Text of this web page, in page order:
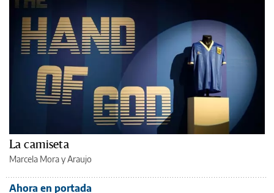
La camiseta
Marcela Mora y Araujo
Ahora en portada